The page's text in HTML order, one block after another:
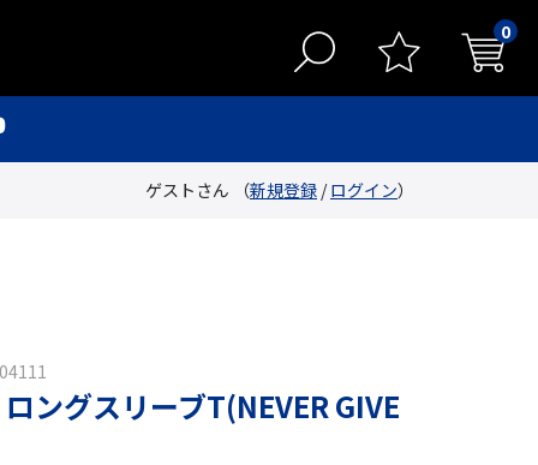
0
ゲストさん （新規登録 /ログイン）
ングスリーブT(NEVER GIVE